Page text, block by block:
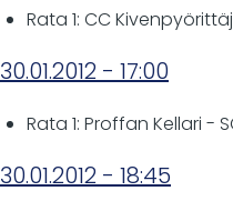
Rata 1: CC
30.01.2012 - 17:00
Rata 1: Proffan Kellari -
30.01.2012 - 18:45